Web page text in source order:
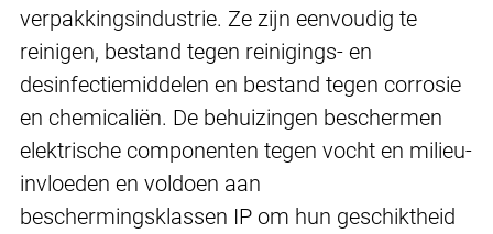
verpakkingsindustrie. Ze zijn eenvoudig te
reinigen, bestand tegen reinigings- en
desinfectiemiddelen en bestand tegen corrosie
en chemicaliën. De behuizingen beschermen
elektrische componenten tegen vocht en milieu-
invloeden en voldoen aan
beschermingsklassen IP om hun geschiktheid